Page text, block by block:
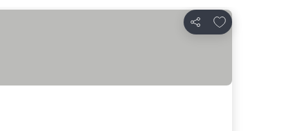
Compartir
Añadir a favoritos